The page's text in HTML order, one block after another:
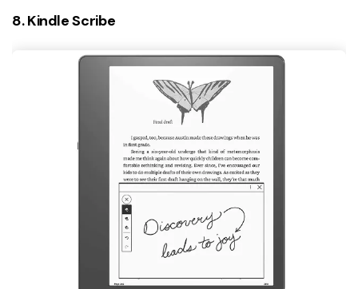
8. Kindle Scribe